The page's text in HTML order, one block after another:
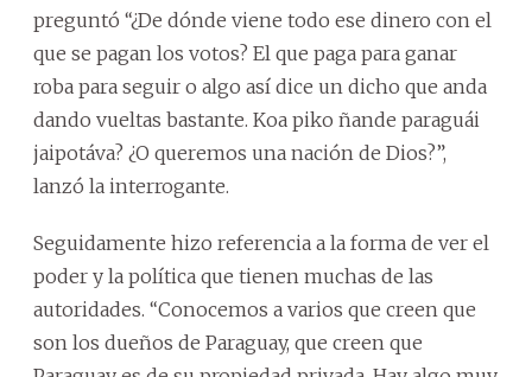
preguntó ‘‘¿De dónde viene todo ese dinero con el
que se pagan los votos? El que paga para ganar
roba para seguir o algo así dice un dicho que anda
dando vueltas bastante. Koa piko ñande paraguái
jaipotáva? ¿O queremos una nación de Dios?”,
lanzó la interrogante.
Seguidamente hizo referencia a la forma de ver el
poder y la política que tienen muchas de las
autoridades. ‘‘Conocemos a varios que creen que
son los dueños de Paraguay, que creen que